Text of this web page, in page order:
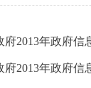
2013年政府信
2013年政府信